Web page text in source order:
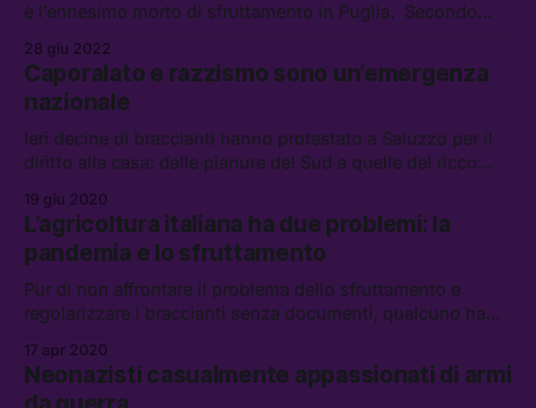
è l’ennesimo morto di sfruttamento in Puglia. Secondo
cambi serve una rivoluzione — anche — culturale
28 giu 2022
Caporalato e razzismo sono un’emergenza
nazionale
Ieri decine di braccianti hanno protestato a Saluzzo per il
diritto alla casa: dalle pianure del Sud a quelle del ricco
sempre la stessa. Ma a livello nazionale qualcuno fa
qualcosa? Ne parliamo nell’ultima puntata di Trappist
19 giu 2020
L’agricoltura italiana ha due problemi: la
pandemia e lo sfruttamento
Pur di non affrontare il problema dello sfruttamento e
regolarizzare i braccianti senza documenti, qualcuno ha
cittadinanza o è in cassa integrazione.
17 apr 2020
Neonazisti casualmente appassionati di armi